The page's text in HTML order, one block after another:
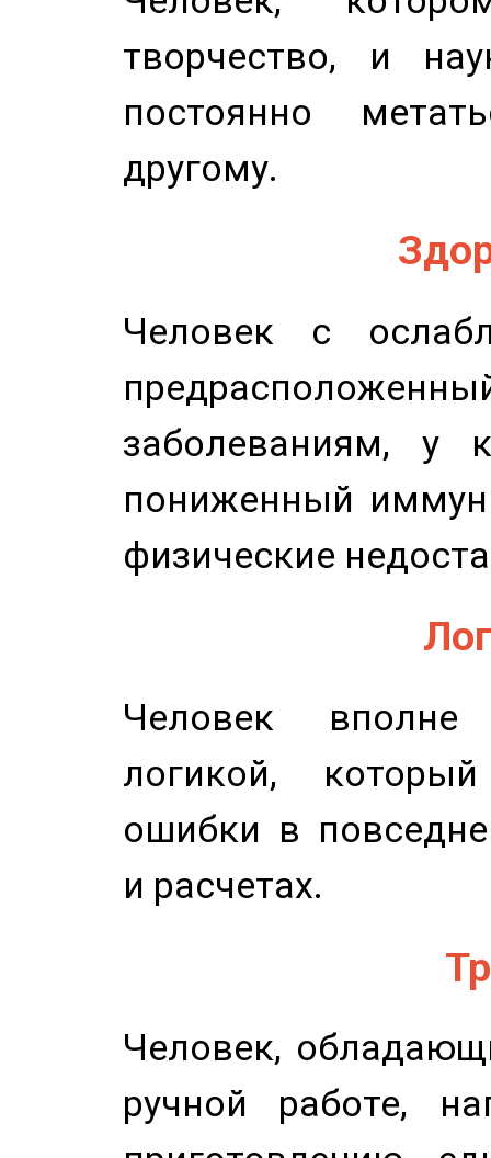
творчество, и
постоянно
другому.
Человек с
заболеваниям, у
пониженный
физические
Человек
логикой,
ошибки в
и расчетах.
Человек,
ручной работе,